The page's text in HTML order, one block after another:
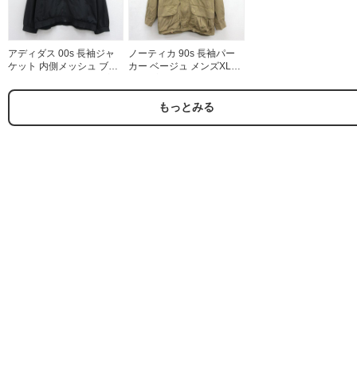
アディダス 00s 長袖ジャ
ケット 内側メッシュ ブラ
ノーティカ 90s 長袖パー
カー ベージュ メンズXL相
もっとみる